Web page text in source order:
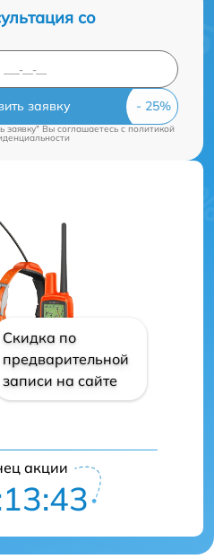
со
заявку
заявку" Вы соглашаетесь cполитикой
Скидка по
предварительной
записи на сайте
акции